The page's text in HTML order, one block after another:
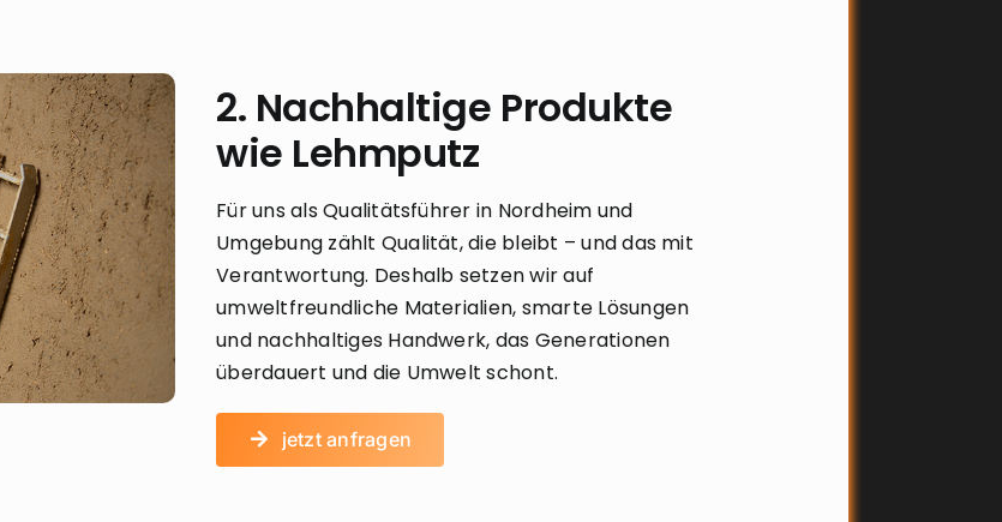
2. Nachhaltige Produkte
wie Lehmputz
Für uns als Qualitätsführer in Nordheim und
Umgebung zählt Qualität, die bleibt – und das mit
Verantwortung. Deshalb setzen wir auf
umweltfreundliche Materialien, smarte Lösungen
und nachhaltiges Handwerk, das Generationen
überdauert und die Umwelt schont.
jetzt anfragen